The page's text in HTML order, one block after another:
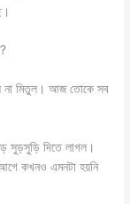
না মিতুল। আজ তোকে সব
সুড়সুড়ি দিতে লাগল।
আগে কখনও এমনটা হয়নি